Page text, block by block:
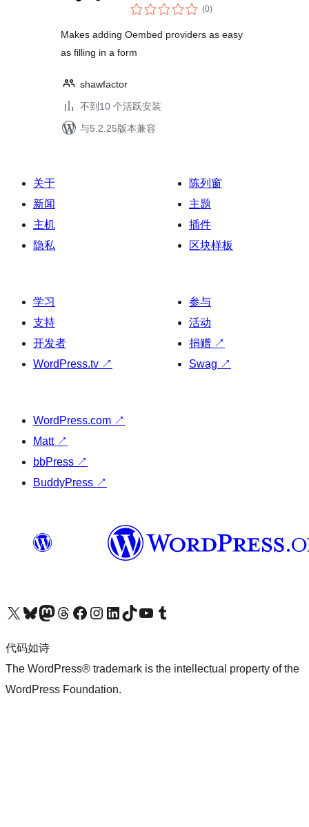
(0总
评)
Makes adding Oembed providers as easy
as filling in a form
shawfactor
不到10 个活跃安装
与5.2.25版本兼容
关于
新闻
主机
隐私
陈列窗
主题
插件
区块样板
学习
支持
开发者
WordPress.tv ↗
参与
活动
捐赠 ↗
Swag ↗
WordPress.com ↗
Matt ↗
bbPress ↗
BuddyPress ↗
关注我们的 X（原 Twitter）账号访问我们的 Bluesky 账号关注我们的 Mastodon 账号访问我们的 Threads 账号 访问我们的 Facebook 公共主页关注我们的 Instagram 账号 关注我们的 LinkedIn 主页访问我们的 TikTok 账号访问我们的 YouTube 频道 访问我们的 Tumblr 账号
代码如诗
The WordPress® trademark is the intellectual property of the
WordPress Foundation.